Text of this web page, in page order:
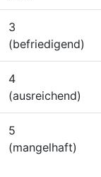
3
(befriedigend)
4
(ausreichend)
5
(mangelhaft)